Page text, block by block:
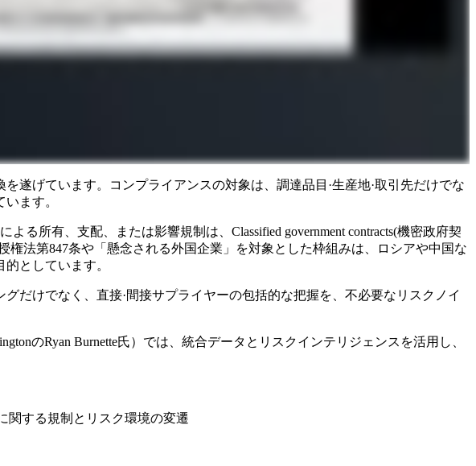
遂げています。コンプライアンスの対象は、調達品目·生産地·取引先だけでな
ます。
る所有、支配、または影響規制は、Classified government contracts(機密政府契
権法第847条や「懸念される外国企業」を対象とした枠組みは、ロシアや中国な
としています。
だけでなく、直接·間接サプライヤーの包括的な把握を、不必要なリスクノイ
のRyan Burnette氏）では、統合データとリスクインテリジェンスを活用し、
関する規制とリスク環境の変遷